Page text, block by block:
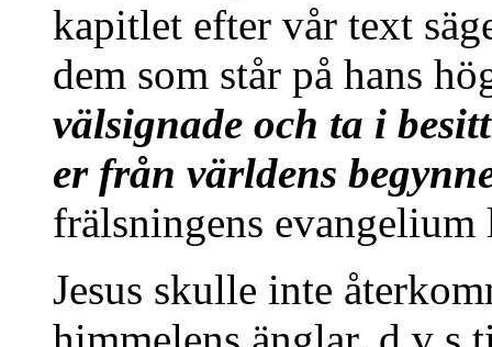
kapitlet efter vår text
dem som står på hans
välsignade och ta i
er från världens
frälsningens
Jesus skulle inte